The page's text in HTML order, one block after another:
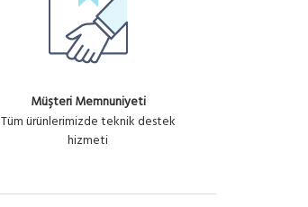
Müşteri Memnuniyeti
Tüm ürünlerimizde teknik destek
hizmeti